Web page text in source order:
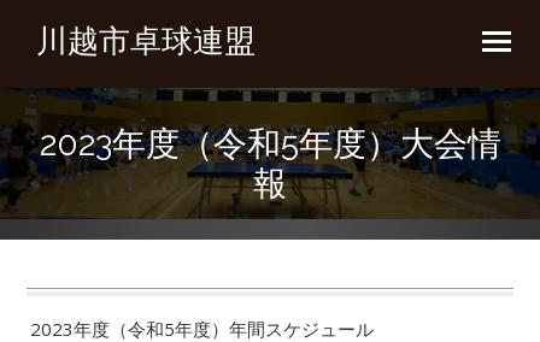
川越市卓球連盟
2023年度（令和5年度）大会情
報
2023年度（令和5年度）年間スケジュール